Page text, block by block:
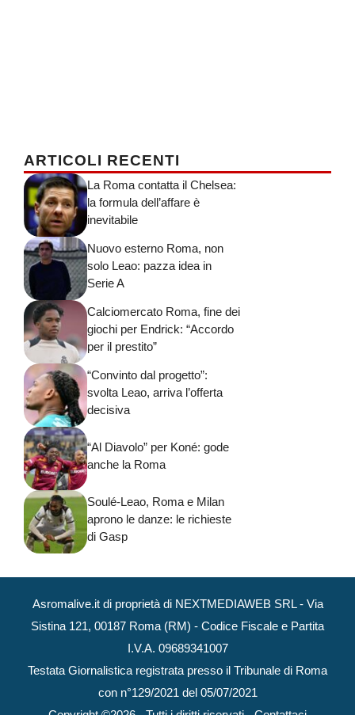
ARTICOLI RECENTI
La Roma contatta il Chelsea:
la formula dell’affare è
inevitabile
Nuovo esterno Roma, non
solo Leao: pazza idea in
Serie A
Calciomercato Roma, fine dei
giochi per Endrick: “Accordo
per il prestito”
“Convinto dal progetto”:
svolta Leao, arriva l’offerta
decisiva
“Al Diavolo” per Koné: gode
anche la Roma
Soulé-Leao, Roma e Milan
aprono le danze: le richieste
di Gasp
Asromalive.it di proprietà di NEXTMEDIAWEB SRL - Via
Sistina 121, 00187 Roma (RM) - Codice Fiscale e Partita
I.V.A. 09689341007
Testata Giornalistica registrata presso il Tribunale di Roma
con n°129/2021 del 05/07/2021